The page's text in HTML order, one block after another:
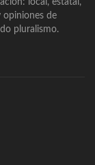
local, estatal,
opiniones de
pluralismo.